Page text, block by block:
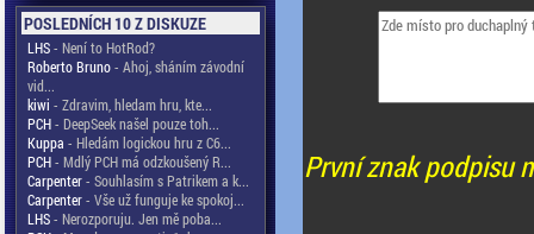
POSLEDNÍCH 10 Z DISKUZE
LHS- Není to HotRod?
Roberto Bruno- Ahoj, sháním závodní
vid...
kiwi - Zdravim, hledam hru, kte...
PCH- DeepSeek našel pouze toh...
Kuppa - Hledám logickou hru z C6...
PCH- Mdlý PCH má odzkoušený R...
Carpenter- Souhlasím s Patrikem a k...
Carpenter- Vše už funguje ke spokoj...
LHS- Nerozporuju. Jen mě poba...
První znak podpisu